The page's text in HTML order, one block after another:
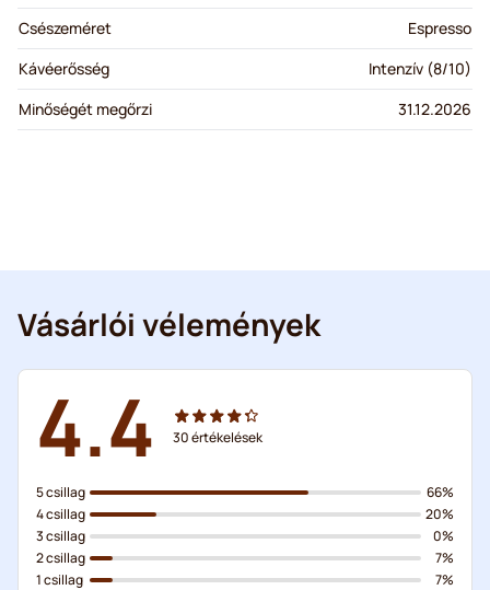
Csészeméret
Espresso
Kávéerősség
Intenzív (8/10)
Minőségét megőrzi
31.12.2026
Vásárlói vélemények
4.4 30értékelések
5 csillag
4 csillag
3 csillag
2 csillag
1 csillag
66%
20%
0%
7%
7%